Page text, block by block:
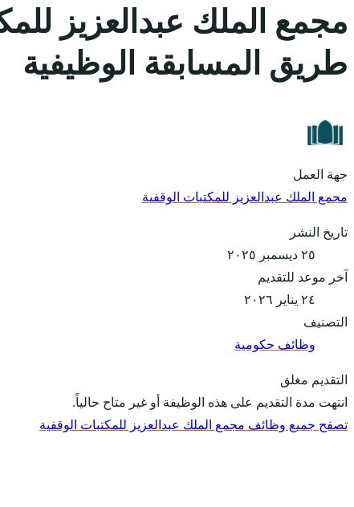
مجمع الملك عبدالعزيز
طريق المسابقة الوظيفية
جهة العمل
مجمع الملك عبدالعزيز للمكتبات الوقفية
تاريخ النشر
٢٥ ديسمبر ٢٠٢٥
آخر موعد للتقديم
٢٤ يناير ٢٠٢٦
التصنيف
وظائف حكومية
التقديم مغلق
انتهت مدة التقديم على هذه الوظيفة أو غير متاح حالياً.
تصفح جميع وظائف مجمع الملك عبدالعزيز للمكتبات الوقفية